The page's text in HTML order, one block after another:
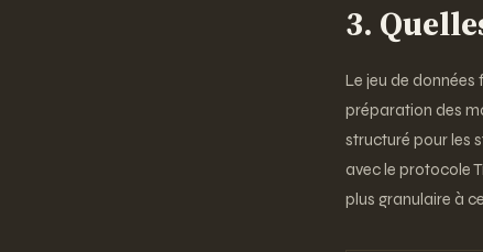
3.
Le jeu de données
préparation des
structuré pour les
avec le protocole
plus granulaire à